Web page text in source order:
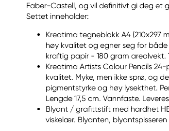
Faber-Castell, og vil definitivt gi deg et
Settet inneholder:
Kreatima tegneblokk A4 (210x297
høy kvalitet og egner seg for
kraftig papir - 180 gram
Kreatima Artists Colour Pencils
kvalitet. Myke, men ikke sprø, og
pigmentstyrke og høy lysekthet.
Lengde 17,5 cm. Vannfaste.
Blyant / grafittstift med hardhet
viskelær. Blyanten,